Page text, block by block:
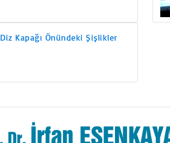
Diz Kapağı Önündeki Şişlikler